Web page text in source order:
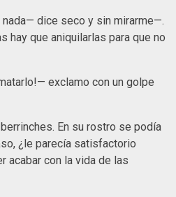
dice seco y sin mirarme—.
hay que aniquilarlas para que no
exclamo con un golpe
En su rostro se podía
¿le parecía satisfactorio
acabar con la vida de las